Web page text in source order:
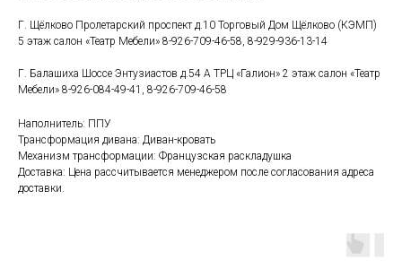
Г. Щёлково Пролетарский проспект д.10 Торговый Дом Щёлково (КЭМП)
5 этаж салон «Театр Мебели» 8-926-709-46-58, 8-929-936-13-14
Г. Балашиха Шоссе Энтузиастов д.54 А ТРЦ «Галион» 2 этаж салон «Театр
Мебели» 8-926-084-49-41 , 8-926-709-46-58
Наполнитель: ППУ
Трансформация дивана: Диван-кровать
Механизм трансформации: Французская раскладушка
Доставка: Цена рассчитывается менеджером после согласования адреса
доставки.